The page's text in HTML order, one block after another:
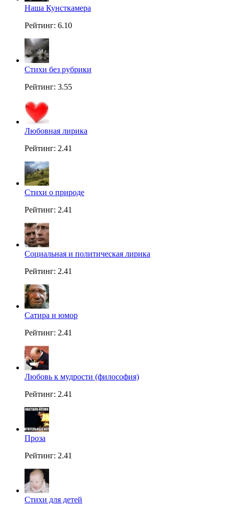
Наша Кунсткамера
Рейтинг: 6.10
Стихи без рубрики
Рейтинг: 3.55
Любовная лирика
Рейтинг: 2.41
Стихи о природе
Рейтинг: 2.41
Социальная и политическая лирика
Рейтинг: 2.41
Сатира и юмор
Рейтинг: 2.41
Любовь к мудрости (философия)
Рейтинг: 2.41
Проза
Рейтинг: 2.41
Стихи для детей